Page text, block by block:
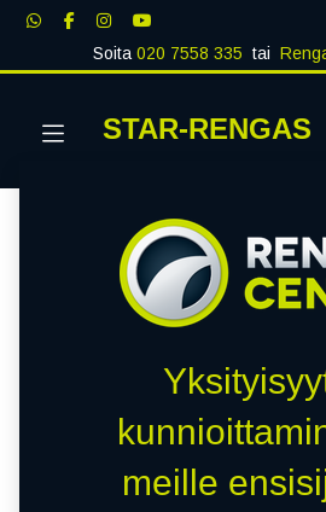
Soita020 7558 335 tai
STAR-RENGAS
meille